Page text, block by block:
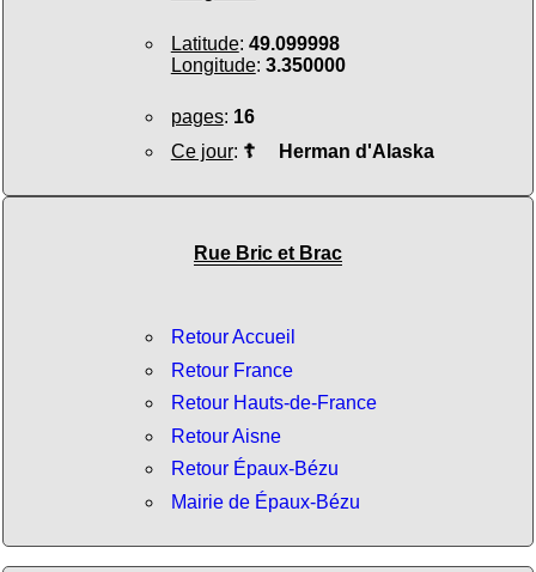
Latitude: 49.099998
Longitude: 3.350000
pages: 16
Ce jour: ☦Herman d'Alaska
Rue Bric et Brac
Retour Accueil
Retour France
Retour Hauts-de-France
Retour Aisne
Retour Épaux-Bézu
Mairie de Épaux-Bézu